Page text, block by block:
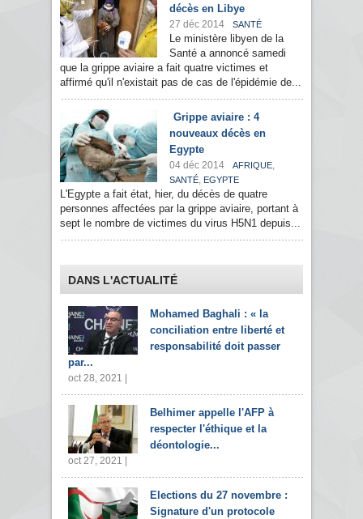
décès en Libye
27 déc 2014 SANTÉ
Le ministère libyen de la
Santé a annoncé samedi
que la grippe aviaire a fait quatre victimes et
affirmé qu'il n'existait pas de cas de l'épidémie de...
Grippe aviaire : 4
nouveaux décès en
Egypte
04 déc 2014 AFRIQUE,
SANTÉ, EGYPTE
L'Egypte a fait état, hier, du décès de quatre
personnes affectées par la grippe aviaire, portant à
sept le nombre de victimes du virus H5N1 depuis...
DANS L'ACTUALITÉ
Mohamed Baghali : « la
conciliation entre liberté et
responsabilité doit passer
par...
oct 28, 2021 |
Belhimer appelle l'AFP à
respecter l'éthique et la
déontologie...
oct 27, 2021 |
Elections du 27 novembre :
Signature d'un protocole